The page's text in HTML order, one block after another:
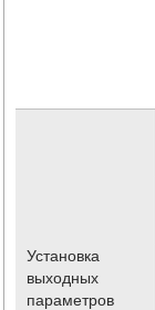
Установка
выходных
параметров